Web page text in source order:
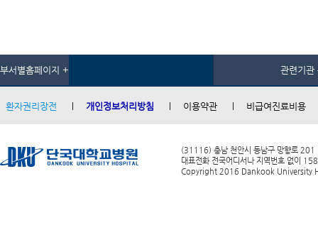
부서별홈페이지 + 관련기관
환자권리장전 개인정보처리방침 이용약관 비급여진료비용
(31116) 충남 천안시 동남구 망향로 201
대표전화 전국어디서나 지역번호 없이
Copyright 2016 Dankook University